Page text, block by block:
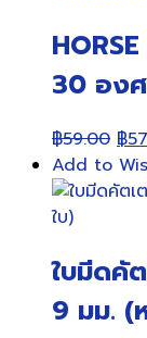
30 อง
฿59.00 ฿
Add to
ใบมีดคั
9 มม. (